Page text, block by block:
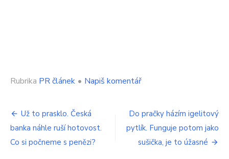
Rubrika PR článek • Napiš komentářon
sebevzdělávání
nabídne
zvýhodněné
audioknihy
Navigace
pro
příspěvek
Už to prasklo. Česká
banka náhle ruší hotovost.
Co si počneme s penězi?
Do pračky házím igelitový
pytlík. Funguje potom jako
sušička, je to úžasné